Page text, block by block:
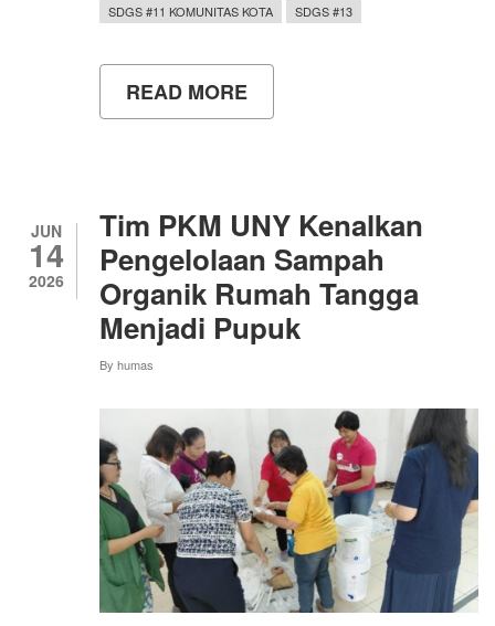
SDGS #11 KOMUNITAS KOTA
SDGS #13
READ MORE
BELAJAR
KE
MUSEUM
MERAPI
DAN
LAVA
TOUR
JUN
14
2026
Tim PKM UNY Kenalkan
Pengelolaan Sampah
Organik Rumah Tangga
Menjadi Pupuk
By humas